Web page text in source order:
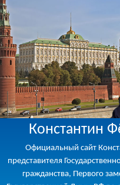
Константин
Официальный сайт
представителя
гражданства, Первого